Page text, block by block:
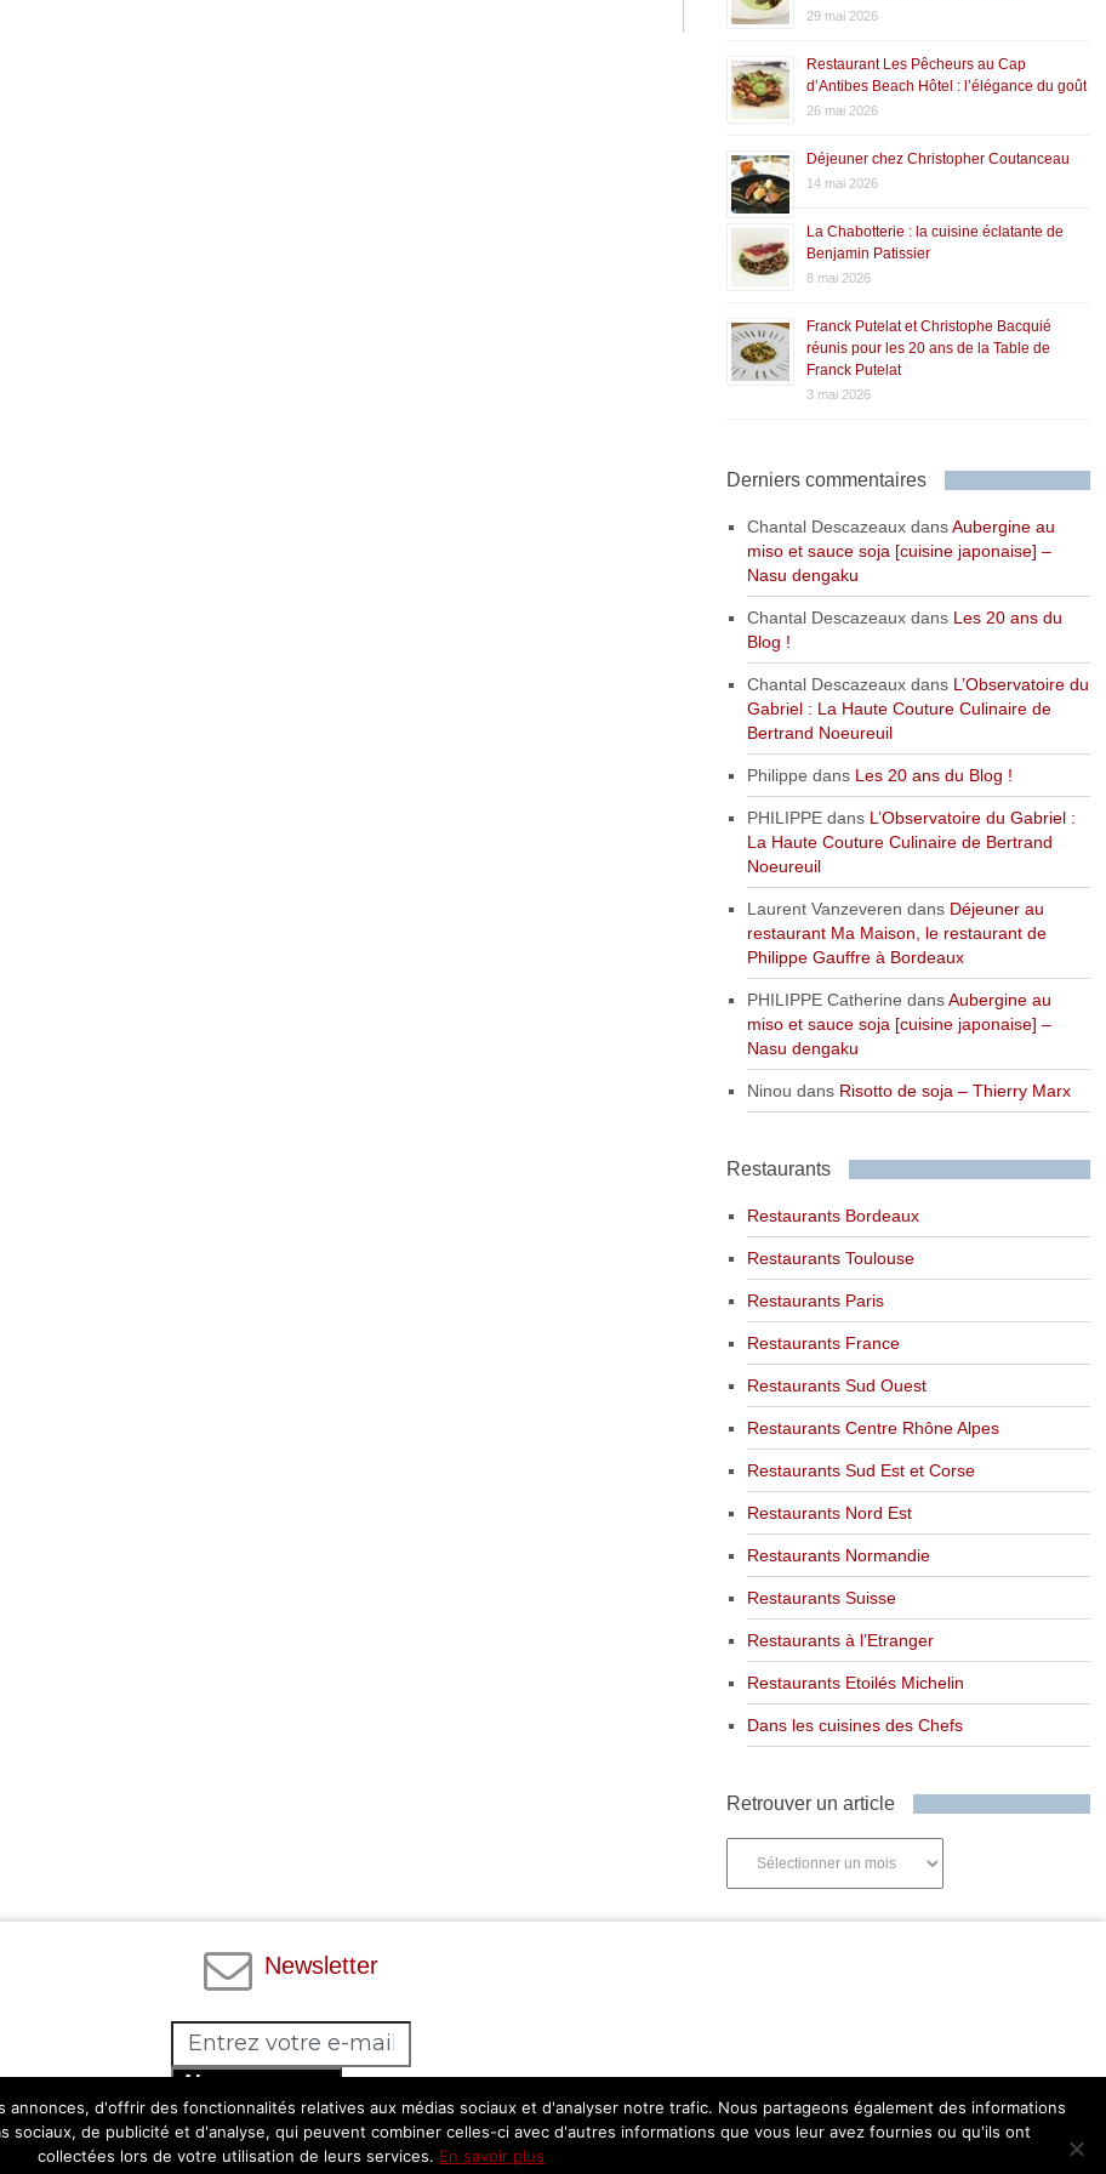
29 mai 2026
Restaurant Les Pêcheurs au Cap
d’Antibes Beach Hôtel : l’élégance du goût
26 mai 2026
Déjeuner chez Christopher Coutanceau
14 mai 2026
La Chabotterie : la cuisine éclatante de
Benjamin Patissier
8 mai 2026
Franck Putelat et Christophe Bacquié
réunis pour les 20 ans de la Table de
Franck Putelat
3 mai 2026
Derniers commentaires
Chantal DescazeauxdansAubergine au
miso et sauce soja [cuisine japonaise] –
Nasu dengaku
Chantal Descazeauxdans Les 20 ans du
Blog !
Chantal Descazeauxdans L’Observatoire du
Gabriel : La Haute Couture Culinaire de
Bertrand Noeureuil
Philippe dans Les 20 ans du Blog !
PHILIPPEdans L’Observatoire du Gabriel :
La Haute Couture Culinaire de Bertrand
Noeureuil
Laurent Vanzeveren dans Déjeuner au
restaurant Ma Maison, le restaurant de
Philippe Gauffre à Bordeaux
PHILIPPE Catherine dansAubergine au
miso et sauce soja [cuisine japonaise] –
Nasu dengaku
Ninou dans Risotto de soja – Thierry Marx
Restaurants
Restaurants Bordeaux
Restaurants Toulouse
Restaurants Paris
Restaurants France
Restaurants Sud Ouest
Restaurants Centre Rhône Alpes
Restaurants Sud Est et Corse
Restaurants Nord Est
Restaurants Normandie
Restaurants Suisse
Restaurants à l’Etranger
Restaurants Etoilés Michelin
Dans les cuisines des Chefs
Retrouver un article
Newsletter
Abonnez-vous
Facebook
d'offrir des fonctionnalités relatives aux médias sociaux et d'analyser notre trafic. Nous partageons également des informations
sociaux, de publicité et d'analyse, qui peuvent combiner celles-ci avec d'autres informations que vous leur avez fournies ou qu'ils ont
collectées lors de votre utilisation de leurs services. En savoir plus